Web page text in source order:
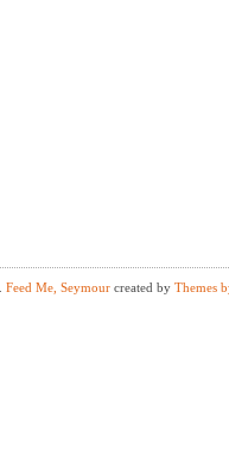
Feed Me, Seymour created by Themes